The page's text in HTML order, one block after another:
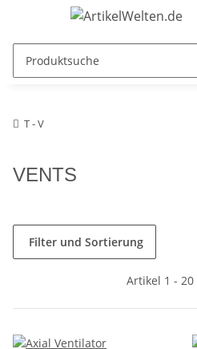
T - V
VENTS
Filter und Sortierung
Artikel 1 - 20